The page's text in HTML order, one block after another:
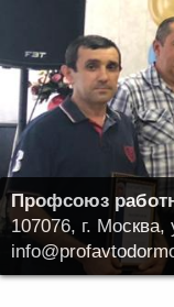
Профсоюз
107076, г.